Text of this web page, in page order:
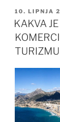
OBJAVLJENO
10. LIPNJA
KAKVA